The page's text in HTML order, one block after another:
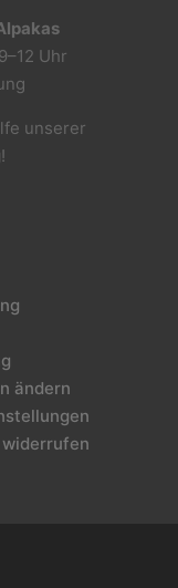
Uhr
unserer
!
ändern